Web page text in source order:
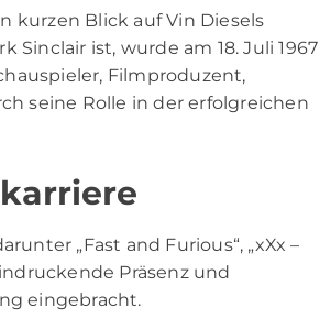
kurzen Blick aufVin Diesels
Sinclair ist, wurde am 18. Juli 1967
Filmproduzent,
seine Rolle in der erfolgreichen
„Fast and Furious“, „xXx –
Präsenz und
eingebracht.